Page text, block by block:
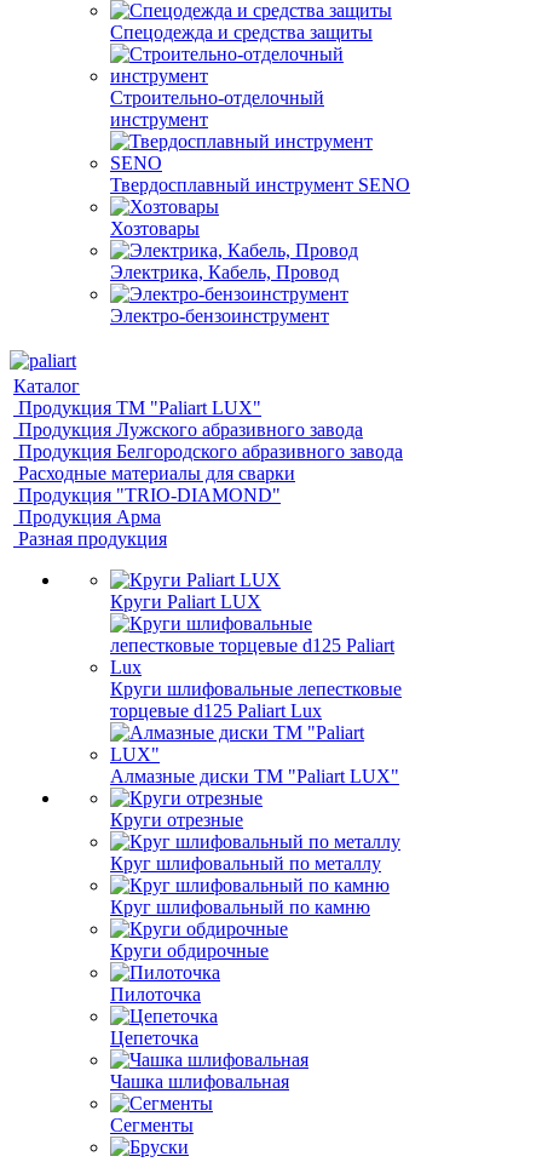
Спецодежда и средства защиты
Строительно-отделочный
инструмент
Твердосплавный инструмент SENO
Хозтовары
Электрика, Кабель, Провод
Электро-бензоинструмент
Каталог
Продукция ТМ "Paliart LUX"
Продукция Лужского абразивного завода
Продукция Белгородского абразивного завода
Расходные материалы для сварки
Продукция "TRIO-DIAMOND"
Продукция Арма
Разная продукция
Круги Paliart LUX
Круги шлифовальные лепестковые
торцевые d125 Paliart Lux
Алмазные диски ТМ "Paliart LUX"
Круги отрезные
Круг шлифовальный по металлу
Круг шлифовальный по камню
Круги обдирочные
Пилоточка
Цепеточка
Чашка шлифовальная
Сегменты